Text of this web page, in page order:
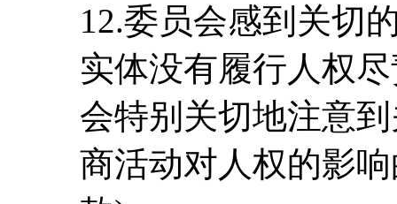
12.委员会感到关切
实体没有履行人权
会特别关切地注意
商活动对人权的影